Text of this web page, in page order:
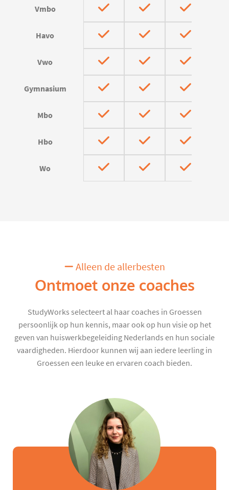
Vmbo
Havo
Vwo
Gymnasium
Mbo
Hbo
Wo
Alleen de allerbesten
Ontmoet onze coaches
StudyWorks selecteert al haar coaches in Groessen
persoonlijk op hun kennis, maar ook op hun visie op het
geven van huiswerkbegeleiding Nederlands en hun sociale
vaardigheden. Hierdoor kunnen wij aan iedere leerling in
Groessen een leuke en ervaren coach bieden.